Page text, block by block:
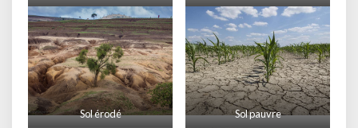
Sol érodé Sol pauvre